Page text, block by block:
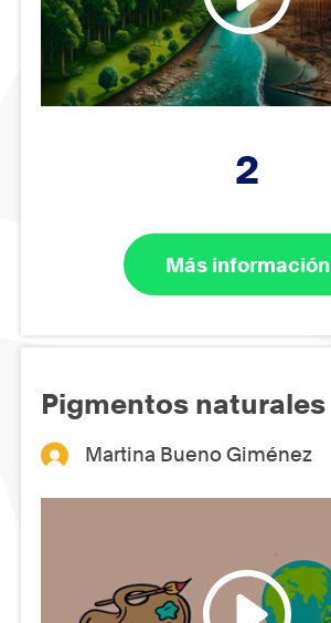
2
Más información
Pigmentos naturales
Martina Bueno Giménez